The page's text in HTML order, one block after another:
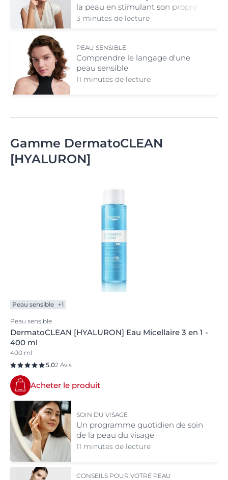
la peau en stimulant son propre
réseau d’hydratation.
3 minutes de lecture
PEAU SENSIBLE
Comprendre le langage d'une
peau sensible.
11 minutes de lecture
Gamme DermatoCLEAN
[HYALURON]
Peau sensible +1
Peau sensible
DermatoCLEAN [HYALURON] Eau Micellaire 3 en 1 -
400 ml
400 ml
5.02 Avis
Acheter le produit
SOIN DU VISAGE
Un programme quotidien de soin
de la peau du visage
11 minutes de lecture
CONSEILS POUR VOTRE PEAU